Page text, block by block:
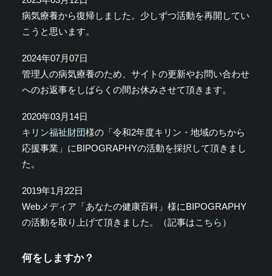
病気療養から復帰しました。少しずつ活動を再開してい
こうと思います。
2024年07月07日
管理人の病気療養のため、サイトの更新やお問い合わせ
へのお返事をしばらくの間お休みさせて頂きます。
2020年03月14日
キリン福祉財団様の「令和2年度キリン・地域のちから
応援事業」にBIPOGRAPHYの活動を採択して頂きまし
た。
2019年1月22日
Webメディア「あなたの健康百科」様にBIPOGRAPHY
の活動を取り上げて頂きました。（記事はこちら ）
何をしますか？